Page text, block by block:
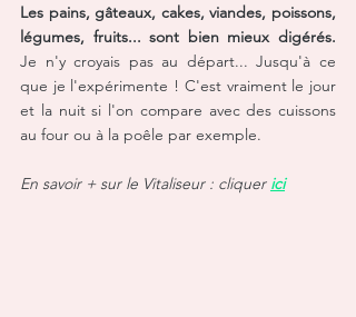
Les pains, gâteaux, cakes, viandes, poissons,
Je n'y croyais pas au départ... Jusqu'à ce
que je l'expérimente ! C'est vraiment le jour
et la nuit si l'on compare avec des cuissons
au four ou à la poêle par exemple.
En savoir + sur le Vitaliseur : cliquer ici